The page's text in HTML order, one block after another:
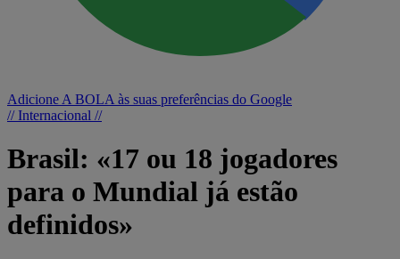
Adicione A BOLA às suas preferências do Google
// Internacional //
Brasil: «17 ou 18 jogadores
para o Mundial já estão
definidos»